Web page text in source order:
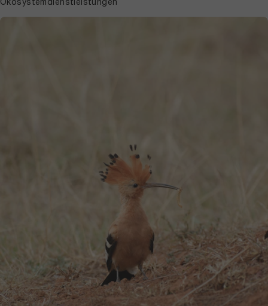
bestimmen, die Eignung von
Elefantendung als Substrat für den
Freude vor, nun Teil davon zu sein,
ihn zu verwirklichen! Nach 15 Jahren
in der Pilzbranche war mir klar: Das
ist machbar – und skalierbar.“Zu den
„Als Wissenschaftler war ich sehr
neugierig, wie Elefantendung als
Substrat funktioniert – und ich bin
glücklich zu berichten, dass der
Versuch schon beim ersten Mal
erfolgreich war: Nach 21 Tagen